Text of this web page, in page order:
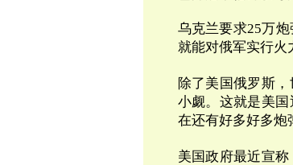
乌克兰要求25万
就能对俄军实行火
除了美国俄罗斯
小觑。这就是美
在还有好多好多炮
美国政府最近宣